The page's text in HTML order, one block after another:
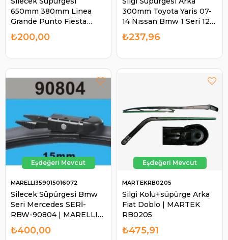
650mm 380mm Linea
Grande Punto Fiesta
Opel Corsa Astra |
MARELLI 359015016047
₺200,00
300mm Toyota Yaris 07-
14 Nıssan Bmw 1 Seri 12- |
MARTEK RB2835
₺237,96
Silecek Süpürgesi Bmw
Seri Mercedes SERİ-
RBW-90804 | MARELLI
359015016072
MARELLI359015016072
₺400,00
Silgi Kolu+süpürge Arka
Fiat Doblo | MARTEK
RB0205
MARTEKRB0205
₺475,91